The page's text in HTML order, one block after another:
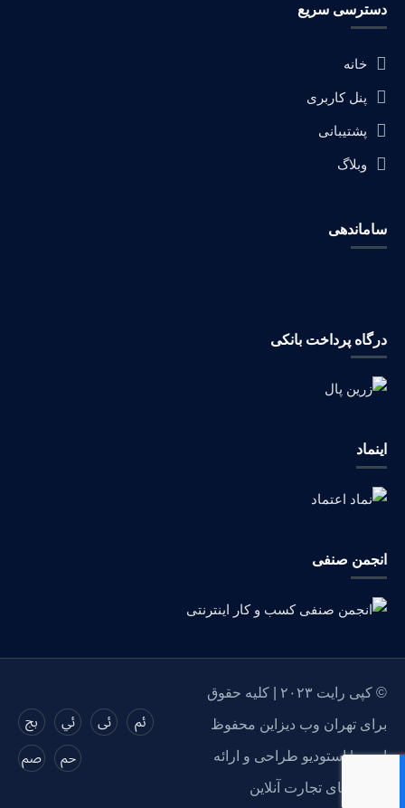
دسترسی سریع
خانه
پنل کاربری
پشتیبانی
وبلاگ
ساماندهی
درگاه پرداخت بانکی
اینماد
انجمن صنفی
© کپی رایت ۲۰۲۳ | کلیه حقوق
برای تهران وب دیزاین محفوظ
است | استودیو طراحی و ارائه
راهکارهای تجارت آنلاین